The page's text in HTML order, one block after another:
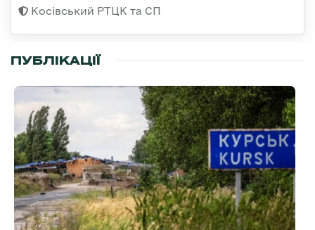
Косівський РТЦК та СП
ПУБЛІКАЦІЇ